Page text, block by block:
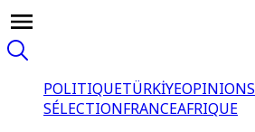
POLITIQUETÜRKİYEOPINIONS
SÉLECTIONFRANCEAFRIQUE